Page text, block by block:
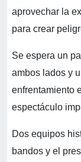
aprovechar la
para crear
Se espera un
ambos lados y
enfrentamiento
espectáculo
Dos equipos
bandos y el